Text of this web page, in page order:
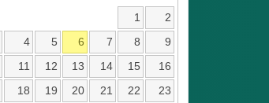
1
2
4 5 6 7 8
9
11 12 13 14 15
16
18 19 20 21 22
23